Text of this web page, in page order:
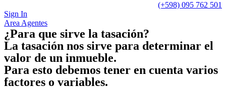
(+598) 095 762 501
Sign In
Area Agentes
¿Para que sirve la tasación?
La tasación nos sirve para determinar el
valor de un inmueble.
Para esto debemos tener en cuenta varios
factores o variables.